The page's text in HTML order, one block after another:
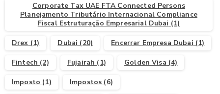
Corporate Tax UAE FTA Connected Persons
Planejamento Tributário Internacional Compliance
Fiscal Estruturação Empresarial Dubai (1)
Drex (1) Dubai (20) Encerrar Empresa Dubai (1)
Fintech (2) Fujairah (1) Golden Visa (4)
Imposto (1) Impostos (6)